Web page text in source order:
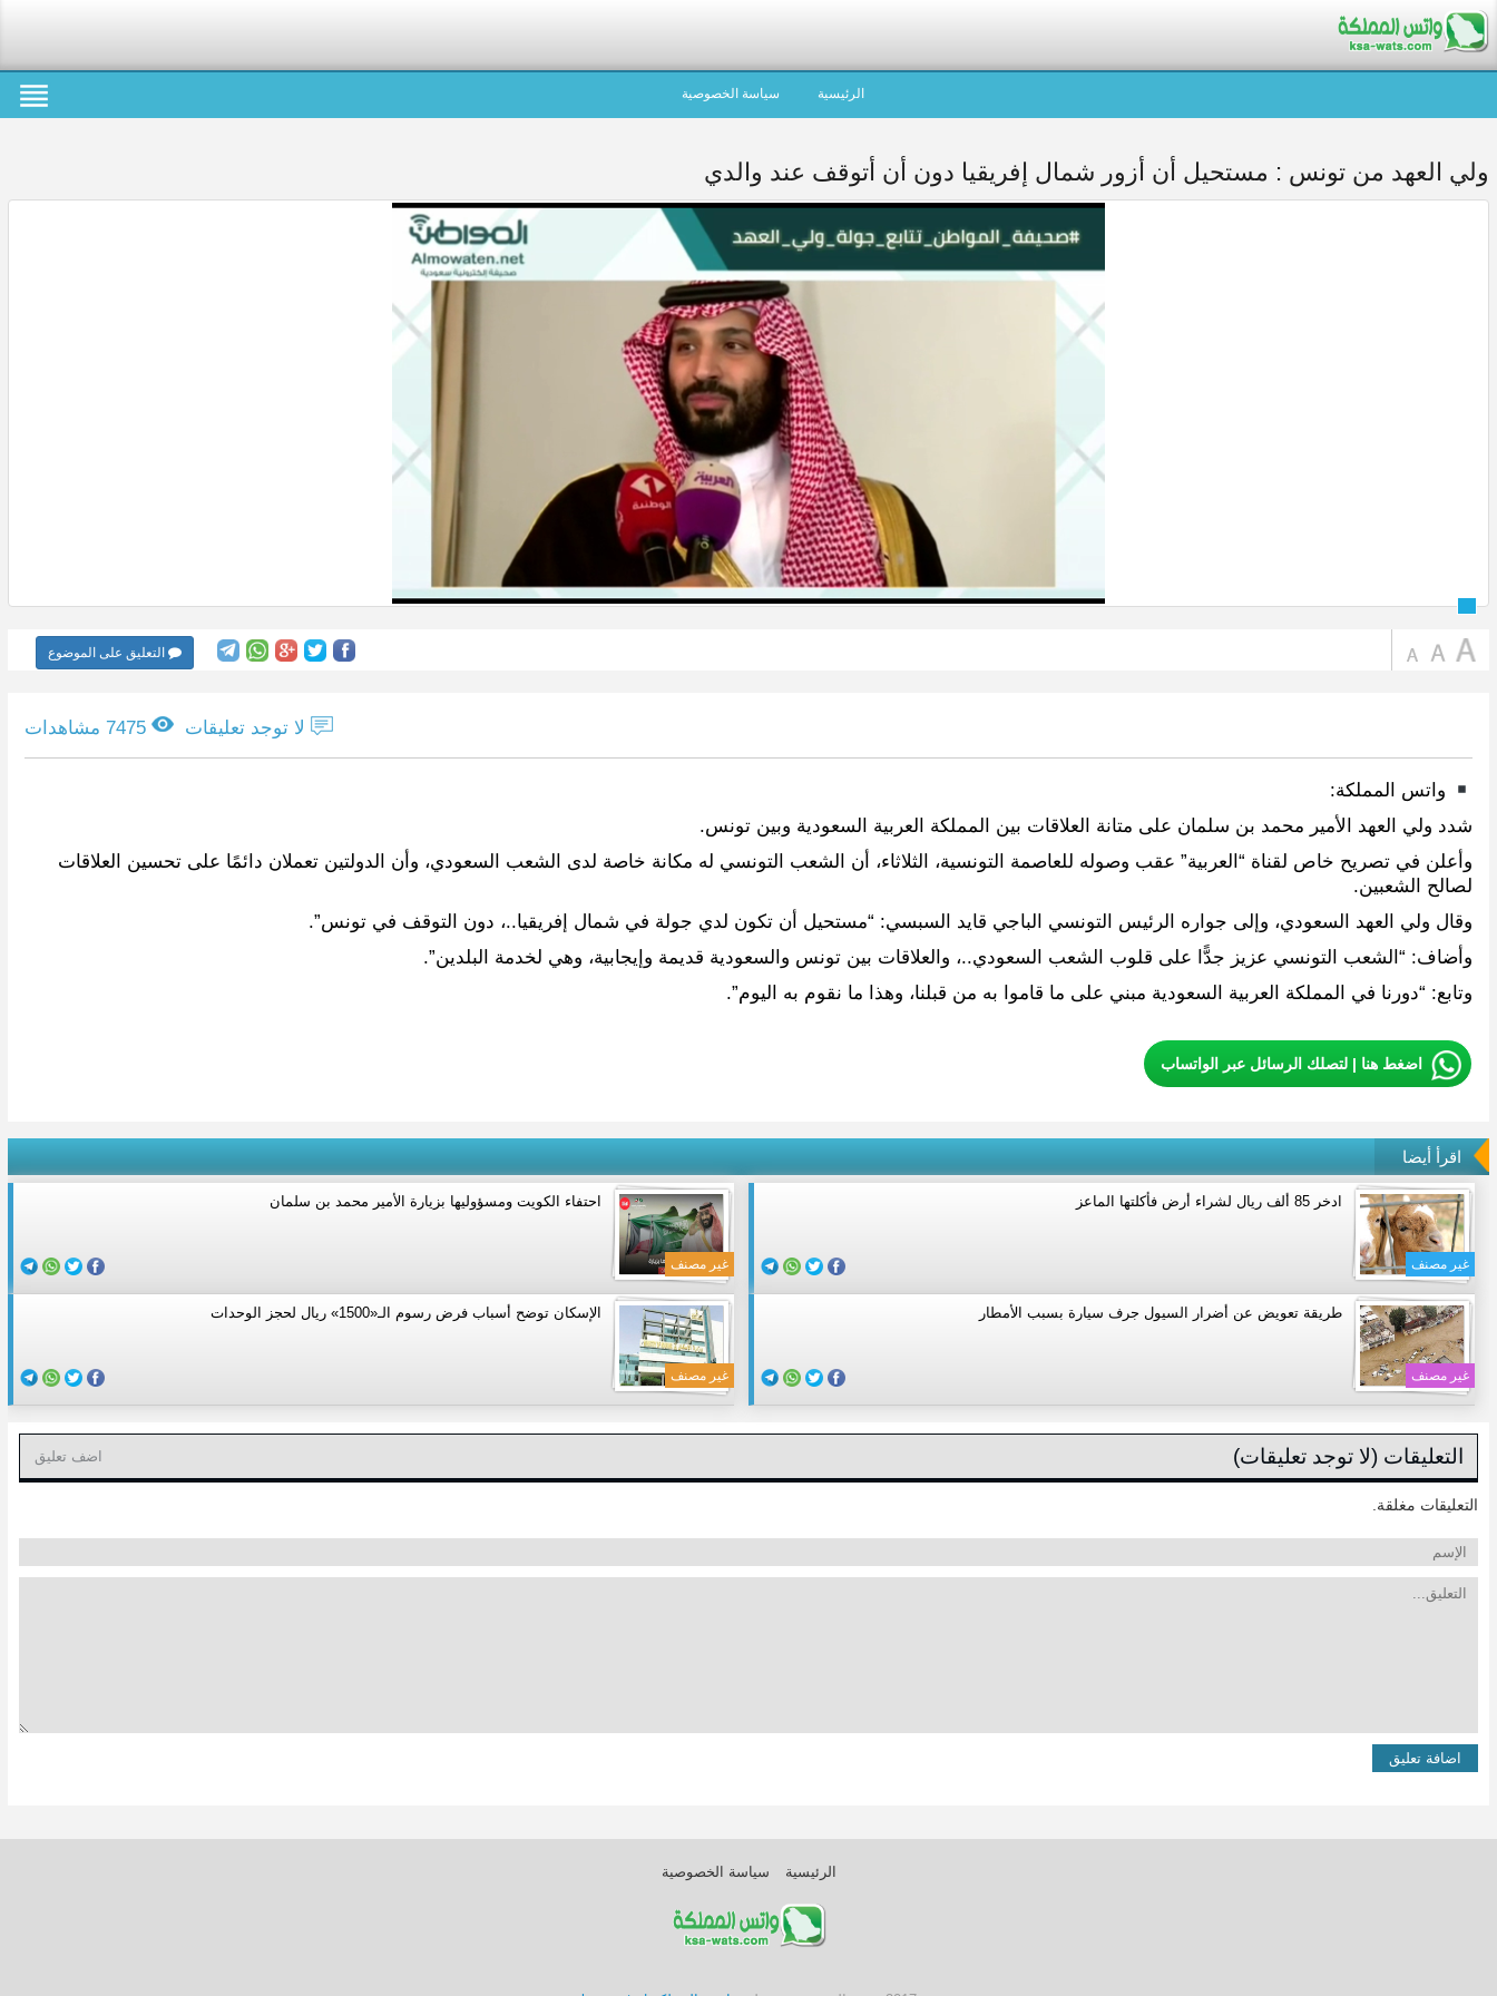
الرئيسية سياسة الخصوصية
ولي العهد من تونس : مستحيل أن أزور شمال إفريقيا دون أن أتوقف عند والدي
التعليق على الموضوع
لا توجد تعليقات 7475 مشاهدات
واتس المملكة:
شدد ولي العهد الأمير محمد بن سلمان على متانة العلاقات بين المملكة العربية السعودية وبين تونس.
وأعلن في تصريح خاص لقناة “العربية” عقب وصوله للعاصمة التونسية، الثلاثاء، أن الشعب التونسي له مكانة خاصة لدى الشعب السعودي، وأن الدولتين تعملان دائمًا على تحسين العلاقات
لصالح الشعبين.
وقال ولي العهد السعودي، وإلى جواره الرئيس التونسي الباجي قايد السبسي: “مستحيل أن تكون لدي جولة في شمال إفريقيا..، دون التوقف في تونس”.
وأضاف: “الشعب التونسي عزيز جدًّا على قلوب الشعب السعودي..، والعلاقات بين تونس والسعودية قديمة وإيجابية، وهي لخدمة البلدين”.
وتابع: “دورنا في المملكة العربية السعودية مبني على ما قاموا به من قبلنا، وهذا ما نقوم به اليوم”.
اضغط هنا | لتصلك الرسائل عبر الواتساب
اقرأ أيضا
غير مصنف
ادخر 85 ألف ريال لشراء أرض فأكلتها الماعز
غير مصنف
احتفاء الكويت ومسؤوليها بزيارة الأمير محمد بن سلمان
غير مصنف
طريقة تعويض عن أضرار السيول جرف سيارة بسبب الأمطار
غير مصنف
الإسكان توضح أسباب فرض رسوم الـ«1500» ريال لحجز الوحدات
التعليقات (لا توجد تعليقات) اضف تعليق
التعليقات مغلقة.
الرئيسية سياسة الخصوصية